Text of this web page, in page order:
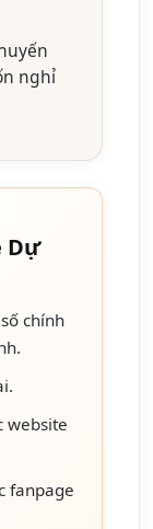
nghỉ
Dự
chính
website
fanpage